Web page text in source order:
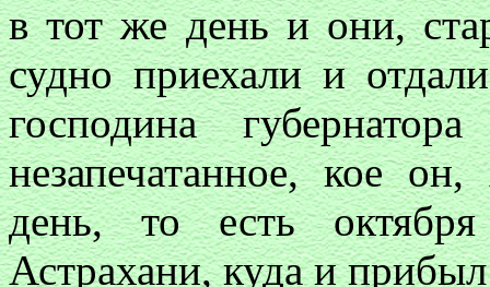
в тот же день и они,
судно приехали и
господина
незапечатанное, кое
день, то есть
Астрахани, куда и